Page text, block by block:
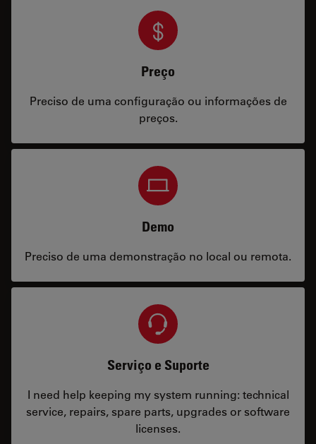
Preço
Preciso de uma configuração ou informações de
preços.
Demo
Preciso de uma demonstração no local ou remota.
Serviço e Suporte
I need help keeping my system running: technical
service, repairs, spare parts, upgrades or software
licenses.